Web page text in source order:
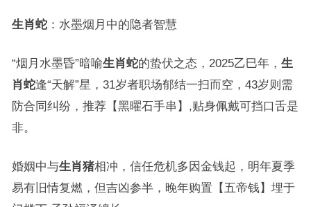
生肖蛇：水墨烟月中的隐者智慧
“烟月水墨昏”暗喻生肖蛇的蛰伏之态，2025乙巳年， 生
肖蛇逢“天解”星，31岁者职场郁结一扫而空，43岁则需
防合同纠纷，推荐【黑曜石手串】,贴身佩戴可挡口舌是
非。
婚姻中与生肖猪相冲，信任危机多因金钱起，明年夏季
易有旧情复燃，但吉凶参半，晚年购置【五帝钱】埋于